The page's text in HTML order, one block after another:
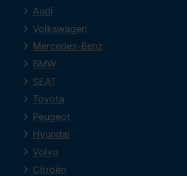
Audi
Volkswagen
Mercedes-Benz
BMW
SEAT
Toyota
Peugeot
Hyundai
Volvo
Citroën